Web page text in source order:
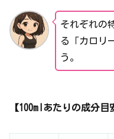
それぞれの
る「カロリ
う。
【100mlあたりの成分目